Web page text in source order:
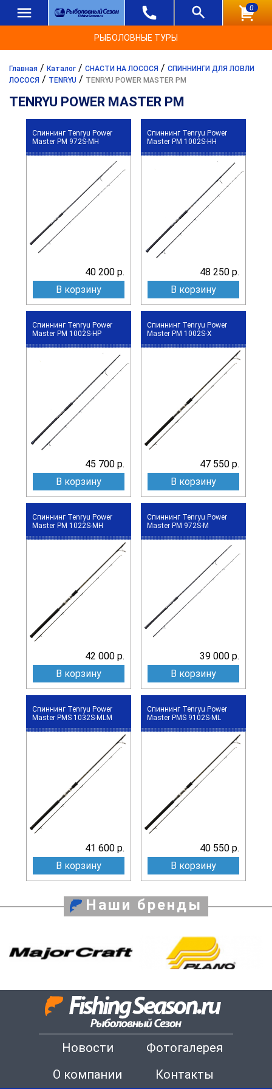
0
РЫБОЛОВНЫЕ ТУРЫ
Главная / Каталог / СНАСТИ НА ЛОСОСЯ / СПИННИНГИ ДЛЯ ЛОВЛИ
ЛОСОСЯ / TENRYU / TENRYU POWER MASTER PM
TENRYU POWER MASTER PM
Спиннинг Tenryu Power
Master PM 972S-MH
40 200 р.
В корзину
Спиннинг Tenryu Power
Master PM 1002S-HH
48 250 р.
В корзину
Спиннинг Tenryu Power
Master PM 1002S-HP
45 700 р.
В корзину
Спиннинг Tenryu Power
Master PM 1002S-X
47 550 р.
В корзину
Спиннинг Tenryu Power
Master PM 1022S-MH
42 000 р.
В корзину
Спиннинг Tenryu Power
Master PM 972S-M
39 000 р.
В корзину
Спиннинг Tenryu Power
Master PMS 1032S-MLM
41 600 р.
В корзину
Спиннинг Tenryu Power
Master PMS 9102S-ML
40 550 р.
В корзину
Наши бренды
Новости
Фотогалерея
О компании
Контакты